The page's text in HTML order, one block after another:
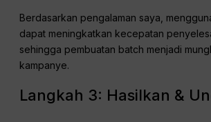
Berdasarkan pengalaman saya,
dapat meningkatkan kecepatan
sehingga pembuatan batch menjadi
kampanye.
Langkah 3: Hasilkan &